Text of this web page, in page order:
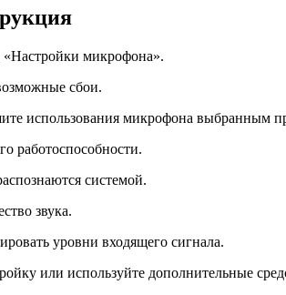
«Настройки микрофона».
сбои.
использования микрофона выбранным
работоспособности.
системой.
звука.
уровни входящего сигнала.
или используйте дополнительные